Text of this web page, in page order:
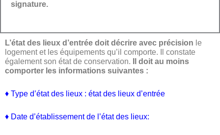
signature.
L’état des lieux d’entrée doit décrire avec précision le
logement et les équipements qu’il comporte. Il constate
également son état de conservation.
Il doit au moins
comporter les informations suivantes :
♦ Type d’état des lieux : état des lieux d’entrée
♦ Date d’établissement de l’état des lieux: